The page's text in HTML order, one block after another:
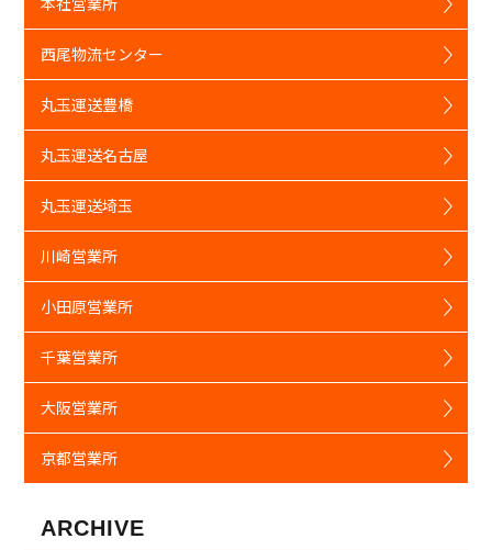
西尾物流センター
丸玉運送豊橋
丸玉運送名古屋
丸玉運送埼玉
川崎営業所
小田原営業所
千葉営業所
大阪営業所
京都営業所
ARCHIVE